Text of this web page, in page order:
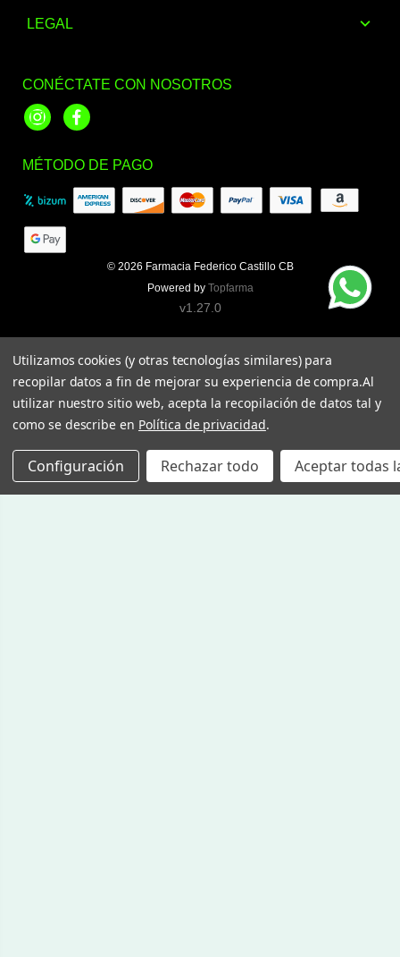
LEGAL
CONÉCTATE CON NOSOTROS
InstagramFacebook
MÉTODO DE PAGO
© 2026 Farmacia Federico Castillo CB
Powered by Topfarma
v1.27.0
Utilizamos cookies (y otras tecnologías similares) para
recopilar datos a fin de mejorar su experiencia de compra.Al
utilizar nuestro sitio web, acepta la recopilación de datos tal y
como se describe en Política de privacidad.
Configuración Rechazar todo Aceptar todas